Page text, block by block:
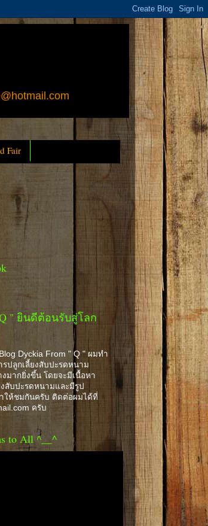
Fair
" ยินดีต้อนรับสู่โลก
Dyckia From " Q " ผมทำ
รปลูกเลี้ยงสับปะรดหนาม
งมากยิ่งขึ้น โดยจะมีเนื้อหา
งสับปะรดหนามและมีรูป
ให้ชมกันครับ ติดต่อผมได้ที่
ครับ
to All ^__^